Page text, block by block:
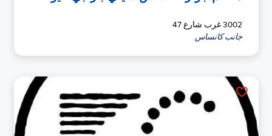
3002 غرب شارع 47
جانب كانساس